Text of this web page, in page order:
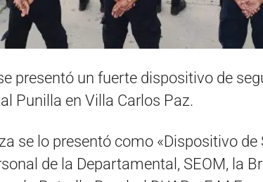
presentó un fuerte dispositivo de
Punilla en Villa Carlos Paz.
se lo presentó como «Dispositivo de
de la Departamental, SEOM, la